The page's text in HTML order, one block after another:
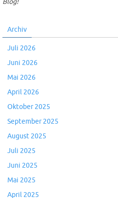
Archiv
Juli 2026
Juni 2026
Mai 2026
April 2026
Oktober 2025
September 2025
August 2025
Juli 2025
Juni 2025
Mai 2025
April 2025